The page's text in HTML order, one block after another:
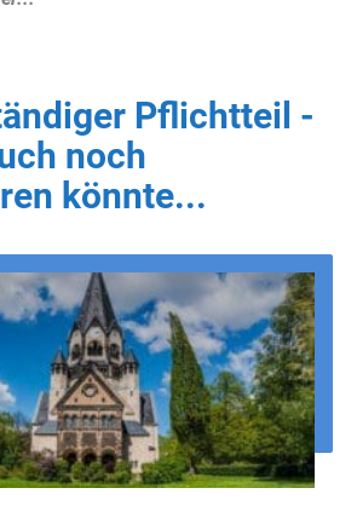
Pflichtteil -
noch
könnte...